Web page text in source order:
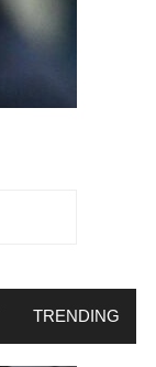
TRENDING